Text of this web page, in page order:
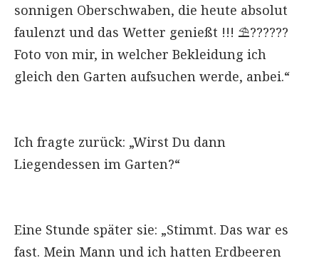
sonnigen Oberschwaben, die heute absolut
faulenzt und das Wetter genießt !!! ⛱??????
Foto von mir, in welcher Bekleidung ich
gleich den Garten aufsuchen werde, anbei.“
Ich fragte zurück: „Wirst Du dann
Liegendessen im Garten?“
Eine Stunde später sie: „Stimmt. Das war es
fast. Mein Mann und ich hatten Erdbeeren